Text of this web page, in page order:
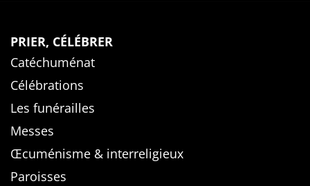
PRIER, CÉLÉBRER
Catéchuménat
Célébrations
Les funérailles
Messes
Œcuménisme & interreligieux
Paroisses